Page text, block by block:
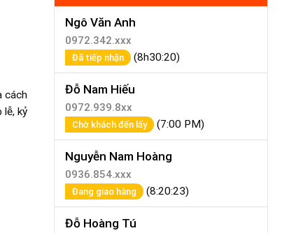
cách
lễ, kỷ
Ngô Văn Anh
0972.342.xxx
Đã tiếp nhận (8h30:20)
Đỗ Nam Hiếu
0972.939.8xx
Chờ khách đến lấy (7:00 PM)
Nguyễn Nam Hoàng
0936.854.xxx
Đang giao hàng (8:20:23)
Đỗ Hoàng Tú